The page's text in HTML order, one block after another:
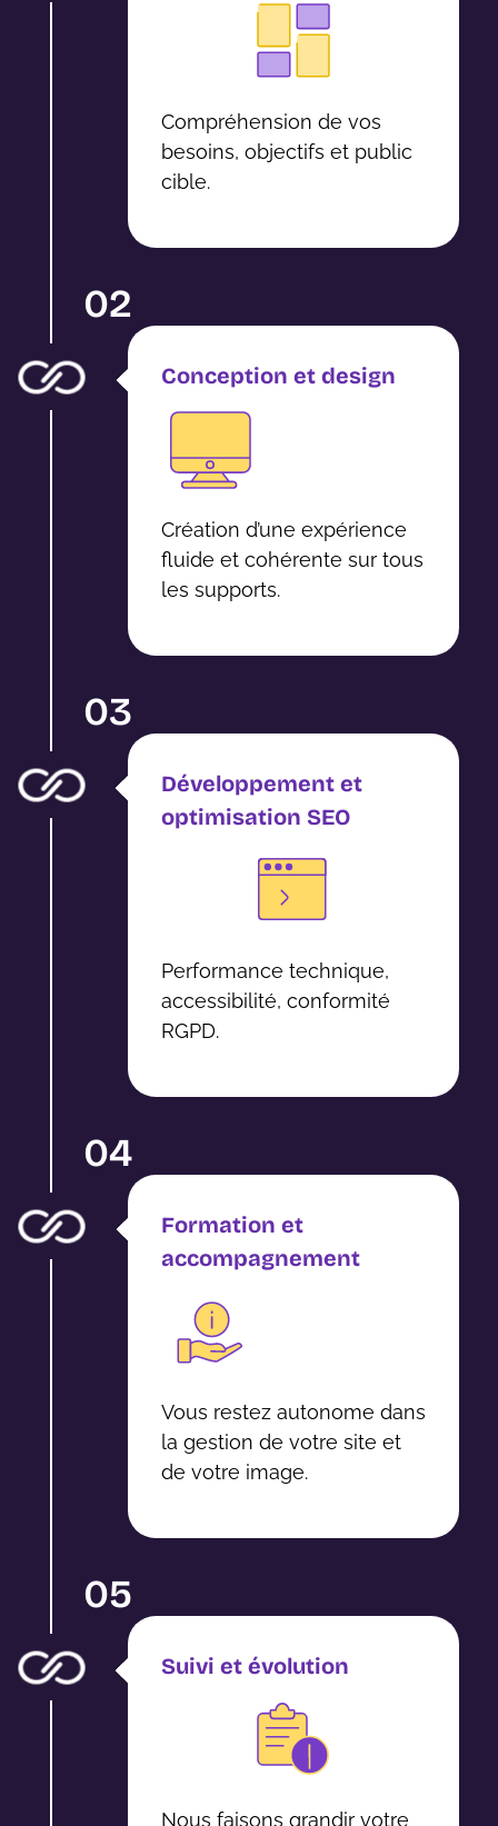
Compréhension de vos
besoins, objectifs et public
cible.
02
Conception et design
Création d’une expérience
fluide et cohérente sur tous
les supports.
03
Développement et
optimisation SEO
Performance technique,
accessibilité, conformité
RGPD.
04
Formation et
accompagnement
Vous restez autonome dans
la gestion de votre site et
de votre image.
05
Suivi et évolution
Nous faisons grandir votre